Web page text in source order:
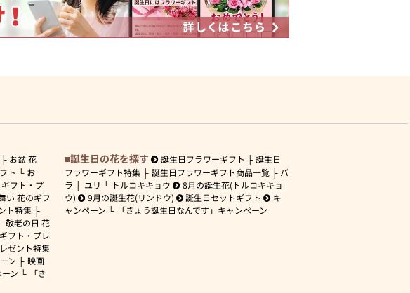
お盆 花
ト
お
フト・プ
い 花のギフ
ト特集
敬老の日 花
フト・プレ
ゼント特集
ン
映画
ン
「き
誕生日の花を探す 誕生日フラワーギフト
誕生日
フラワーギフト特集
誕生日フラワーギフト商品一覧
バ
ラ
ユリ トルコキキョウ
8月の誕生花(トルコキキョ
ウ)
9月の誕生花(リンドウ) 誕生日セットギフト
キ
ャンペーン
「きょう誕生日なんです」キャンペーン